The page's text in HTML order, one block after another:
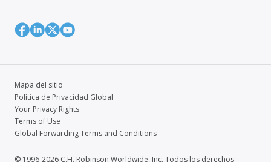
Mapa del sitio
Política de Privacidad Global
Your Privacy Rights
Terms of Use
Global Forwarding Terms and Conditions
© 1996-2026 C.H. Robinson Worldwide, Inc. Todos los derechos